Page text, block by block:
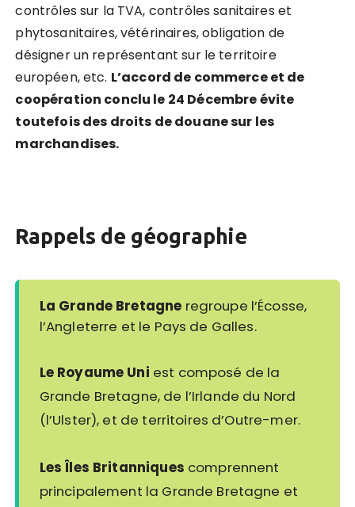
contrôles sur la TVA, contrôles sanitaires et
phytosanitaires, vétérinaires, obligation de
désigner un représentant sur le territoire
européen, etc. L’accord de commerce et de
coopération conclu le 24 Décembre évite
toutefois des droits de douane sur les
marchandises.
Rappels de géographie
La Grande Bretagne regroupe l’Écosse,
l’Angleterre et le Pays de Galles.
Le Royaume Uni est composé de la
Grande Bretagne, de l’Irlande du Nord
(l’Ulster), et de territoires d’Outre-mer.
Les Îles Britanniques comprennent
principalement la Grande Bretagne et